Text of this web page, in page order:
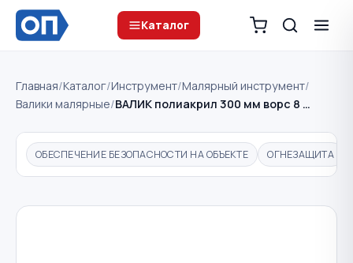
Каталог
Главная/Каталог/Инструмент/Малярный инструмент/
Валики малярные/ВАЛИК полиакрил 300 мм ворс 8 …
ОБЕСПЕЧЕНИЕ БЕЗОПАСНОСТИ НА ОБЪЕКТЕ ОГНЕЗАЩИТА